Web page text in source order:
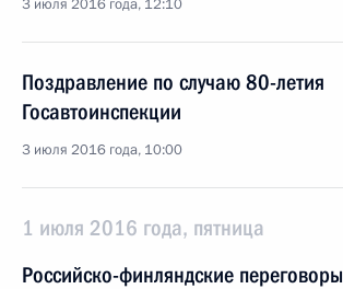
3 июля 2016 года, 12:10
Поздравление по случаю 80-летия
Госавтоинспекции
3 июля 2016 года, 10:00
1 июля 2016 года, пятница
Российско-финляндские переговоры